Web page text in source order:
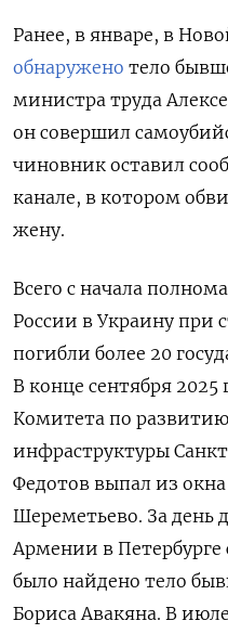
Ранее, в январе, в
обнаружено тело
министра труда
он совершил
чиновник оставил
канале, в котором
жену.
Всего с начала
России в Украину при
погибли более 20
В конце сентября 2025
Комитета по
инфраструктуры
Федотов выпал из
Шереметьево. За день
Армении в
было найдено тело
Бориса Авакяна. В